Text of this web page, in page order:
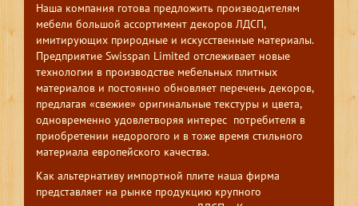
Наша компания готова предложить производителям
мебели большой ассортимент декоров ЛДСП,
имитирующих природные и искусственные материалы.
Предприятие Swisspan Limited отслеживает новые
технологии в производстве мебельных плитных
материалов и постоянно обновляет перечень декоров,
предлагая «свежие» оригинальные текстуры и цвета,
одновременно удовлетворяя интерес потребителя в
приобретении недорогого и в тоже время стильного
материала европейского качества.
Как альтернативу импортной плите наша фирма
представляет на рынке продукцию крупного